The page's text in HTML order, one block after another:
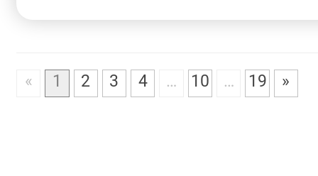
« 1 2 3 4 … 10 … 19 »